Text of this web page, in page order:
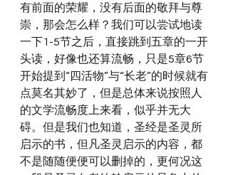
有前面的荣耀，没有后面的敬拜与尊
崇，那会怎么样？我们可以尝试地读
一下1-5节之后，直接跳到五章的一开
头读，好像也还算流畅，只是5章6节
开始提到“四活物”与“长老”的时候就有
点莫名其妙了，但是总体来说按照人
的文学流畅度上来看，似乎并无大
碍。但是我们也知道，圣经是圣灵所
启示的书，但凡圣灵启示的内容，都
不是随随便便可以删掉的，更何况这